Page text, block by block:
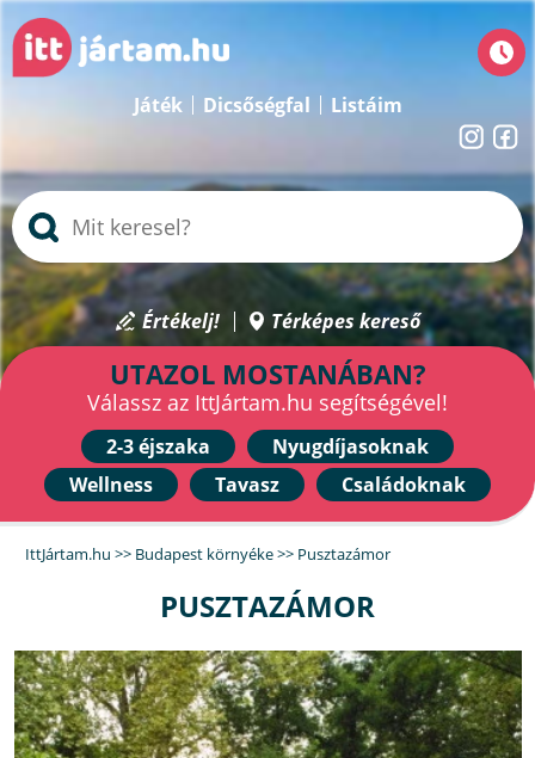
Játék Dicsőségfal Listáim
Értékelj! Térképes kereső
UTAZOL MOSTANÁBAN?
Válassz az IttJártam.hu segítségével!
2-3 éjszaka
Nyugdíjasoknak
Wellness
Tavasz Családoknak
IttJártam.hu >> Budapest környéke>> Pusztazámor
PUSZTAZÁMOR